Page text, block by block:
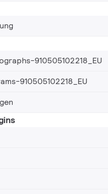
910505102218_EU
910505102218_EU